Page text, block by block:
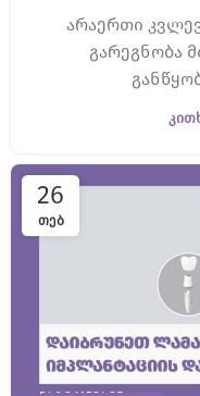
არაერთი
გარეგნობა
26
ᲗᲔᲑ